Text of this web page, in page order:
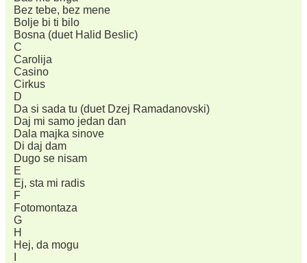
Bez tebe, bez mene
Bolje bi ti bilo
Bosna (duet Halid Beslic)
C
Carolija
Casino
Cirkus
D
Da si sada tu (duet Dzej Ramadanovski)
Daj mi samo jedan dan
Dala majka sinove
Di daj dam
Dugo se nisam
E
Ej, sta mi radis
F
Fotomontaza
G
H
Hej, da mogu